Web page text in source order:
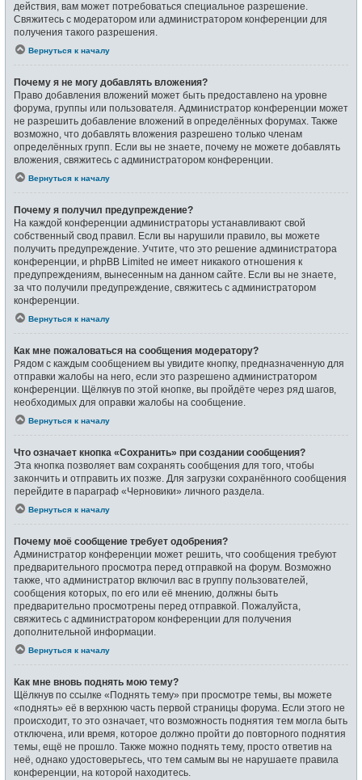
действия, вам может потребоваться специальное разрешение.
Свяжитесь с модератором или администратором конференции для
получения такого разрешения.
Вернуться к началу
Почему я не могу добавлять вложения?
Право добавления вложений может быть предоставлено на уровне
форума, группы или пользователя. Администратор конференции может
не разрешить добавление вложений в определённых форумах. Также
возможно, что добавлять вложения разрешено только членам
определённых групп. Если вы не знаете, почему не можете добавлять
вложения, свяжитесь с администратором конференции.
Вернуться к началу
Почему я получил предупреждение?
На каждой конференции администраторы устанавливают свой
собственный свод правил. Если вы нарушили правило, вы можете
получить предупреждение. Учтите, что это решение администратора
конференции, и phpBB Limited не имеет никакого отношения к
предупреждениям, вынесенным на данном сайте. Если вы не знаете,
за что получили предупреждение, свяжитесь с администратором
конференции.
Вернуться к началу
Как мне пожаловаться на сообщения модератору?
Рядом с каждым сообщением вы увидите кнопку, предназначенную для
отправки жалобы на него, если это разрешено администратором
конференции. Щёлкнув по этой кнопке, вы пройдёте через ряд шагов,
необходимых для оправки жалобы на сообщение.
Вернуться к началу
Что означает кнопка «Сохранить» при создании сообщения?
Эта кнопка позволяет вам сохранять сообщения для того, чтобы
закончить и отправить их позже. Для загрузки сохранённого сообщения
перейдите в параграф «Черновики» личного раздела.
Вернуться к началу
Почему моё сообщение требует одобрения?
Администратор конференции может решить, что сообщения требуют
предварительного просмотра перед отправкой на форум. Возможно
также, что администратор включил вас в группу пользователей,
сообщения которых, по его или её мнению, должны быть
предварительно просмотрены перед отправкой. Пожалуйста,
свяжитесь с администратором конференции для получения
дополнительной информации.
Вернуться к началу
Как мне вновь поднять мою тему?
Щёлкнув по ссылке «Поднять тему» при просмотре темы, вы можете
«поднять» её в верхнюю часть первой страницы форума. Если этого не
происходит, то это означает, что возможность поднятия тем могла быть
отключена, или время, которое должно пройти до повторного поднятия
темы, ещё не прошло. Также можно поднять тему, просто ответив на
неё, однако удостоверьтесь, что тем самым вы не нарушаете правила
конференции, на которой находитесь.